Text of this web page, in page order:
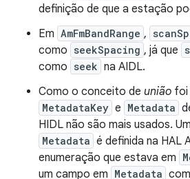
definição de que a estação
Em AmFmBandRange ,
como seekSpacing , já que
como seek na AIDL.
Como o conceito de união foi
MetadataKey e Metadata
HIDL não são mais usados.
Metadata é definida na HAL
enumeração que estava em
um campo em Metadata